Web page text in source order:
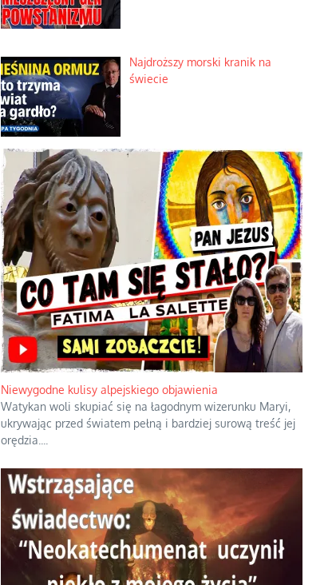
Najdroższy morski kranik na
świecie
Niewygodne kulisy alpejskiego objawienia
Watykan woli skupiać się na łagodnym wizerunku Maryi,
ukrywając przed światem pełną i bardziej surową treść jej
orędzia.